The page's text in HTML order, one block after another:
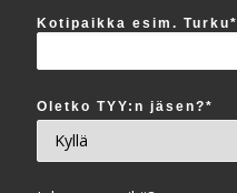
Kotipaikka esim. Turku*
Oletko TYY:n jäsen?*